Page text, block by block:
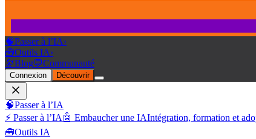
🧠Passer à l’IA›
🧰Outils IA›
🔭Blog💬Communauté
Connexion Découvrir
🧠Passer à l’IA
⚡ Passer à l’IA 🤖 Embaucher une IAIntégration, formation et
🧰Outils IA